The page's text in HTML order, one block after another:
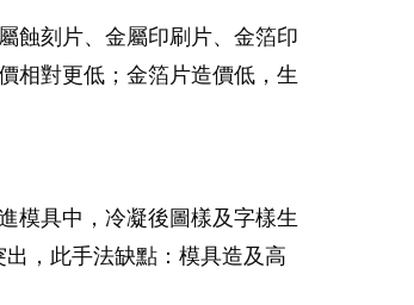
蝕刻片、金屬印刷片、金箔印
相對更低；金箔片造價低，生
模具中，冷凝後圖樣及字樣生
，此手法缺點：模具造及高